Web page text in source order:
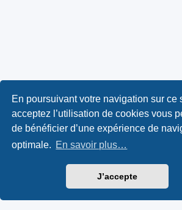
En poursuivant votre navigation sur ce
acceptez l’utilisation de cookies vous
de bénéficier d’une expérience de
optimale. En savoir plus…
J’accepte